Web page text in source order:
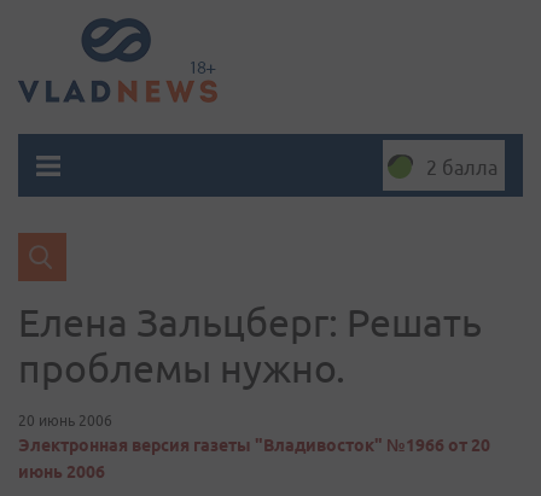
2 балла
Елена Зальцберг: Решать
проблемы нужно.
20 июнь 2006
Электронная версия газеты "Владивосток" №1966 от 20
июнь 2006